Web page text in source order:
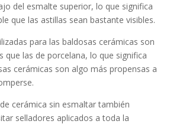
del esmalte superior, lo que significa
que las astillas sean bastante visibles.
para las baldosas cerámicas son
que las de porcelana, lo que significa
cerámicas son algo más propensas a
cerámica sin esmaltar también
selladores aplicados a toda la